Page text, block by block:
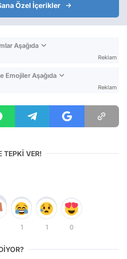
Özel İçerikler
Aşağıda
Reklam
Emojiler Aşağıda
Reklam
TEPKİ VER!
1 1 0